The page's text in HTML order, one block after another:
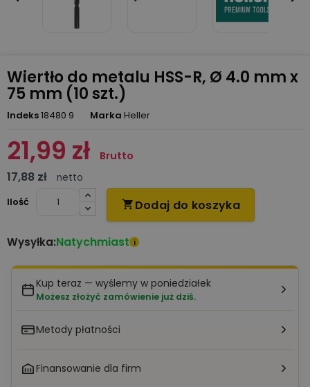
Wiertło do metalu HSS-R, Ø 4.0 mm x
75 mm (10 szt.)
Indeks18480 9 Marka Heller
21,99 zł Brutto
17,88 zł
netto
Ilość
 Dodaj do koszyka
Wysyłka:Natychmiast i
Kup teraz — wyślemy w poniedziałek
Możesz złożyć zamówienie już dziś.
Metody płatności
Finansowanie dla firm